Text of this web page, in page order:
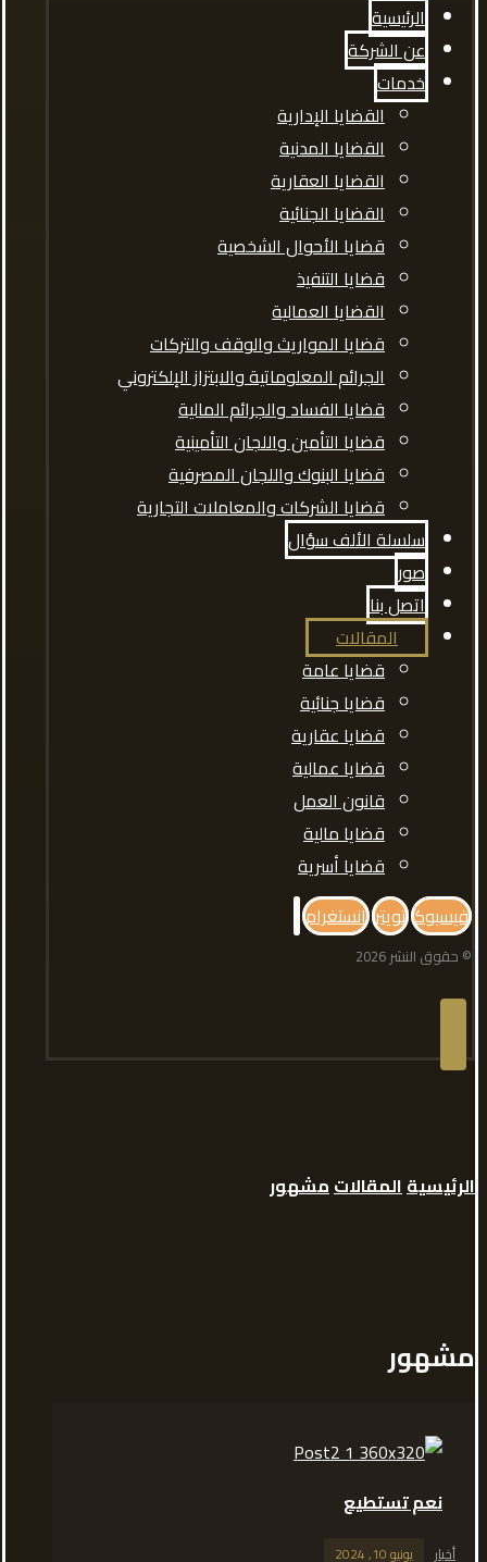
الرئيسية
عن الشركة
خدمات
القضايا الإدارية
القضايا المدنية
القضايا العقارية
القضايا الجنائية
قضايا الأحوال الشخصية
قضايا التنفيذ
القضايا العمالية
قضايا المواريث والوقف والتركات
الجرائم المعلوماتية والابتزاز الإلكتروني
قضايا الفساد والجرائم المالية
قضايا التأمين واللجان التأمينية
قضايا البنوك واللجان المصرفية
قضايا الشركات والمعاملات التجارية
سلسلة الألف سؤال
صور
اتصل بنا
المقالات
قضايا عامة
قضايا جنائية
قضايا عقارية
قضايا عمالية
قانون العمل
قضايا مالية
قضايا أسرية
فيسبوك تويتر انستغرام
© حقوق النشر 2026
الرئيسيةالمقالاتمشهور
مشهور
نعم تستطيع
أخبار يونيو 10, 2024